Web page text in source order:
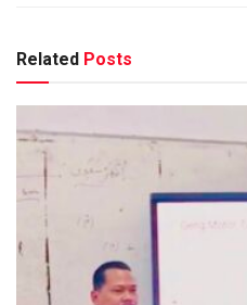
Related Posts